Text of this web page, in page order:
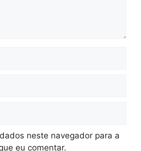
neste navegador para a
eu comentar.